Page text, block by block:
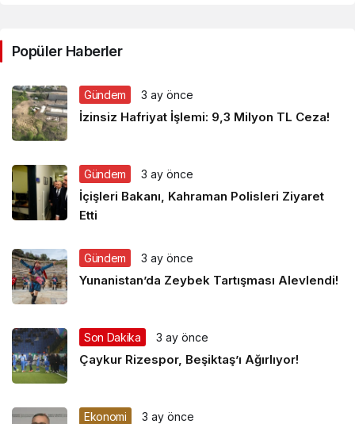
Popüler Haberler
Gündem 3 ay önce
İzinsiz Hafriyat İşlemi: 9,3 Milyon TL Ceza!
Gündem 3 ay önce
İçişleri Bakanı, Kahraman Polisleri Ziyaret
Etti
Gündem 3 ay önce
Yunanistan’da Zeybek Tartışması Alevlendi!
Son Dakika 3 ay önce
Çaykur Rizespor, Beşiktaş’ı Ağırlıyor!
Ekonomi 3 ay önce